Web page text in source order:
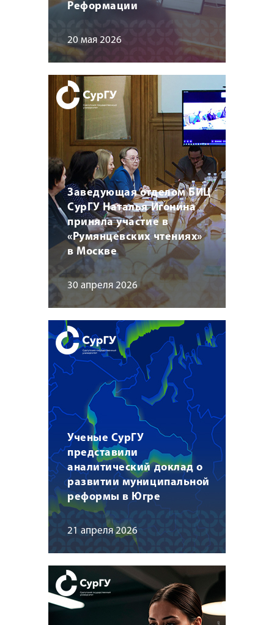
Реформации
20 мая 2026
Заведующая отделом БИЦ
СурГУ Наталья Игонина
приняла участие в
«Румянцевских чтениях»
в Москве
30 апреля 2026
Ученые СурГУ
представили
аналитический доклад о
развитии муниципальной
реформы в Югре
21 апреля 2026